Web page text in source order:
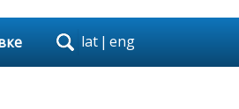
lat | eng